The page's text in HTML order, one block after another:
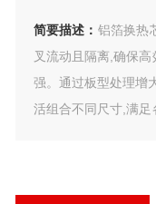
简要描述： 铝箔换热
叉流动且隔离,确保
强。通过板型处理增
活组合不同尺寸,满足